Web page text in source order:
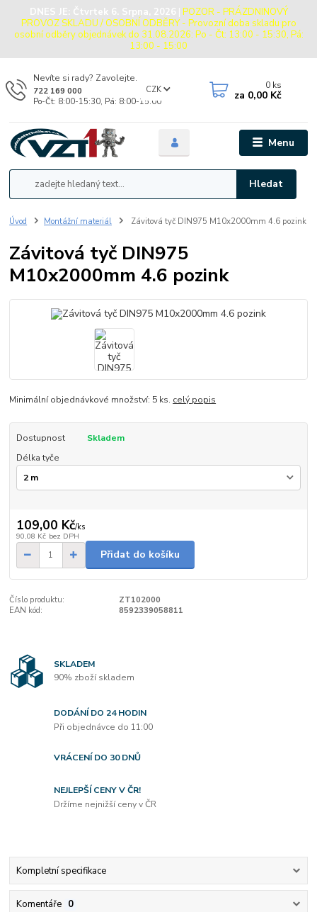
DNES JE: Čtvrtek 6. Srpna, 2026 | POZOR - PRÁZDNINOVÝ
PROVOZ SKLADU / OSOBNÍ ODBĚRY - Provozní doba skladu pro
osobní odběry objednávek do 31.08.2026: Po - Čt: 13:00 - 15:30, Pá:
13:00 - 15:00
Menu
CZK
Hledat
Nevíte si rady? Zavolejte.
722 169 000
Po-Čt: 8:00-15:30, Pá: 8:00-15:00
0 ks
za 0,00 Kč
Úvod Montážní materiál Závitová tyč DIN975 M10x2000mm 4.6 pozink
Závitová tyč DIN975
M10x2000mm 4.6 pozink
Minimální objednávkové množství: 5 ks. celý popis
Dostupnost
Skladem
Délka tyče
109,00 Kč/ks
90,08 Kč bez DPH
Přidat do košíku
Číslo produktu:
ZT102000
EAN kód:
8592339058811
SKLADEM
90% zboží skladem
DODÁNÍ DO 24 HODIN
Při objednávce do 11:00
VRÁCENÍ DO 30 DNŮ
NEJLEPŠÍ CENY V ČR!
Držíme nejnižší ceny v ČR
Kompletní specifikace
Komentáře 0